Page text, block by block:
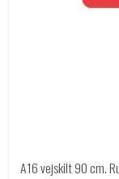
A16 vejskilt 90 cm.